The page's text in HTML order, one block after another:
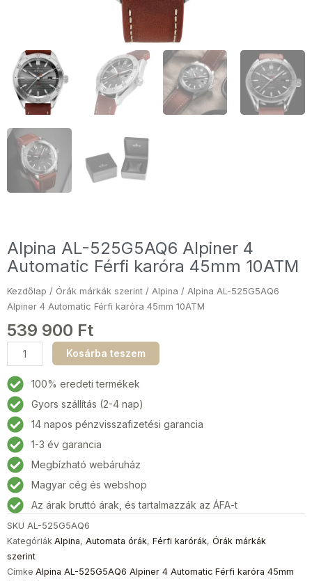
Alpina AL-525G5AQ6 Alpiner 4
Automatic Férfi karóra 45mm 10ATM
Kezdőlap / Órák márkák szerint / Alpina / Alpina AL-525G5AQ6
Alpiner 4 Automatic Férfi karóra 45mm 10ATM
539 900 Ft
Alpina
AL-
525G5AQ6
Alpiner
4
Automatic
Férfi
karóra
45mm
10ATM
mennyiség
Kosárba teszem
100% eredeti termékek
Gyors szállítás (2-4 nap)
14 napos pénzvisszafizetési garancia
1-3 év garancia
Megbízható webáruház
Magyar cég és webshop
Az árak bruttó árak, és tartalmazzák az ÁFA-t
SKU AL-525G5AQ6
Kategóriák Alpina, Automata órák, Férfi karórák, Órák márkák
szerint
Címke Alpina AL-525G5AQ6 Alpiner 4 Automatic Férfi karóra 45mm